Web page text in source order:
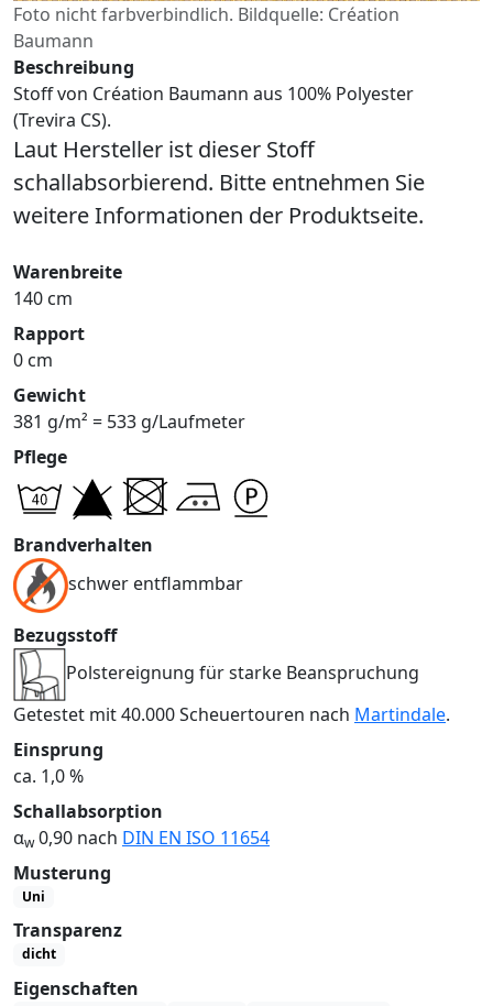
Foto nicht farbverbindlich. Bildquelle: Création
Baumann
Beschreibung
Stoff von Création Baumann aus 100% Polyester
(Trevira CS).
Laut Hersteller ist dieser Stoff
schallabsorbierend. Bitte entnehmen Sie
weitere Informationen der Produktseite.
Warenbreite
140 cm
Rapport
0 cm
Gewicht
381 g/m² = 533 g/Laufmeter
Pflege
Brandverhalten
schwer entflammbar
Bezugsstoff
Polstereignung für starke Beanspruchung
Getestet mit 40.000 Scheuertouren nach Martindale.
Einsprung
ca. 1,0 %
Schallabsorption
αw0,90 nach DIN EN ISO 11654
Musterung
Uni
Transparenz
dicht
Eigenschaften